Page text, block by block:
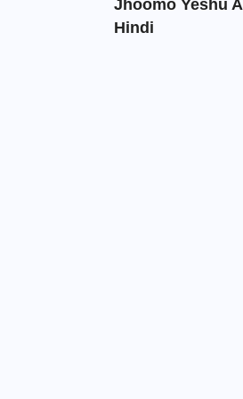
Jhoomo Yeshu
Hindi